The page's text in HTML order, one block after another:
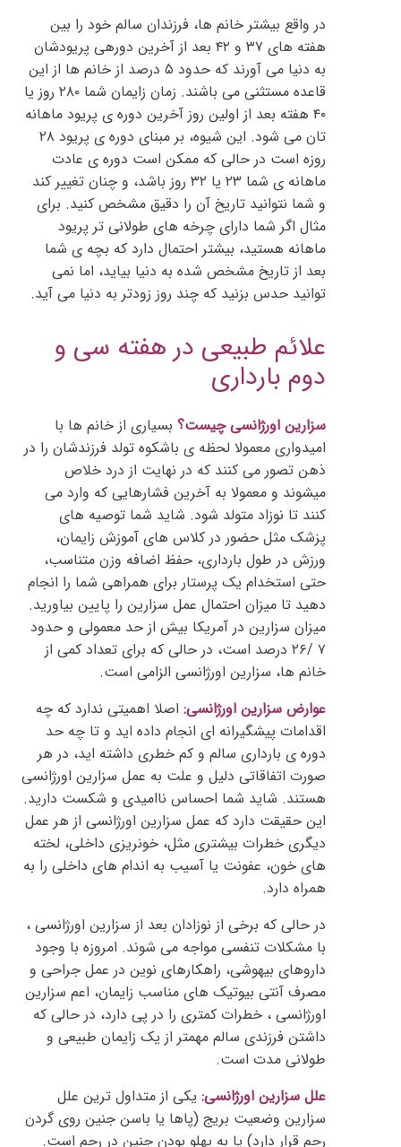
در واقع بیشتر خانم ها، فرزندان سالم خود را بین
هفته های ۳۷ و ۴۲ بعد از آخرین دورهی پریودشان
به دنیا می آورند که حدود ۵ درصد از خانم ها از این
قاعده مستثنی می باشند. زمان زایمان شما ۲۸۰ روز یا
۴۰ هفته بعد از اولین روز آخرین دوره ی پریود ماهانه
تان می شود. این شیوه، بر مبنای دوره ی پریود ۲۸
روزه است در حالی که ممکن است دوره ی عادت
ماهانه ی شما ۲۳ یا ۳۲ روز باشد، و چنان تغییر کند
و شما نتوانید تاریخ آن را دقیق مشخص کنید. برای
مثال اگر شما دارای چرخه های طولانی تر پریود
ماهانه هستید، بیشتر احتمال دارد که بچه ی شما
بعد از تاریخ مشخص شده به دنیا بیاید، اما نمی
توانید حدس بزنید که چند روز زودتر به دنیا می آید.
علائم طبیعی در هفته سی و
دوم بارداری
سزارین اورژانسی چیست؟ بسیاری از خانم ها با
امیدواری معمولا لحظه ی باشکوه تولد فرزندشان را در
ذهن تصور می کنند که در نهایت از درد خلاص
میشوند و معمولا به آخرین فشارهایی که وارد می
کنند تا نوزاد متولد شود. شاید شما توصیه های
پزشک مثل حضور در کلاس های آموزش زایمان،
ورزش در طول بارداری، حفظ اضافه وزن متناسب،
حتى استخدام یک پرستار برای همراهی شما را انجام
دهید تا میزان احتمال عمل سزارین را پایین بیاورید.
میزان سزارین در آمریکا بیش از حد معمولی و حدود
۷ /۲۶ درصد است، در حالی که برای تعداد کمی از
خانم ها، سزارین اورژانسی الزامی است.
عوارض سزارین اورژانسی: اصلا اهمیتی ندارد که چه
اقدامات پیشگیرانه ای انجام داده اید و تا چه حد
دوره ی بارداری سالم و کم خطری داشته اید، در هر
صورت اتفاقاتی دلیل و علت به عمل سزارین اورژانسی
هستند. شاید شما احساس ناامیدی و شکست دارید.
این حقیقت دارد که عمل سزارین اورژانسی از هر عمل
دیگری خطرات بیشتری مثل، خونریزی داخلی، لخته
های خون، عفونت یا آسیب به اندام های داخلی را به
همراه دارد.
در حالی که برخی از نوزادان بعد از سزارین اورژانسی ،
با مشکلات تنفسی مواجه می شوند. امروزه با وجود
داروهای بیهوشی، راهکارهای نوین در عمل جراحی و
مصرف آنتی بیوتیک های مناسب زایمان، اعم سزارین
اورژانسی ، خطرات کمتری را در پی دارد، در حالی که
داشتن فرزندی سالم مهمتر از یک زایمان طبیعی و
طولانی مدت است.
علل سزارین اورژانسی: یکی از متداول ترین علل
سزارین وضعیت بریج (پاها یا باسن جنین روی گردن
رحم قرار دارد) یا به پهلو بودن جنین در رحم است.